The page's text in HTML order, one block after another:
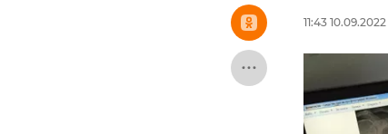
11:43 10.09.2022